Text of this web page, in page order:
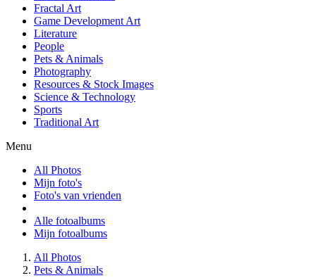
Fractal Art
Game Development Art
Literature
People
Pets & Animals
Photography
Resources & Stock Images
Science & Technology
Sports
Traditional Art
Menu
All Photos
Mijn foto's
Foto's van vrienden
Alle fotoalbums
Mijn fotoalbums
All Photos
Pets & Animals